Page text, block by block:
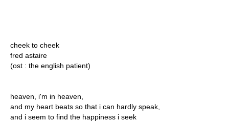
cheek to cheek
fred astaire
(ost : the english patient)
heaven, i'm in heaven,
and my heart beats so that i can hardly speak,
and i seem to find the happiness i seek